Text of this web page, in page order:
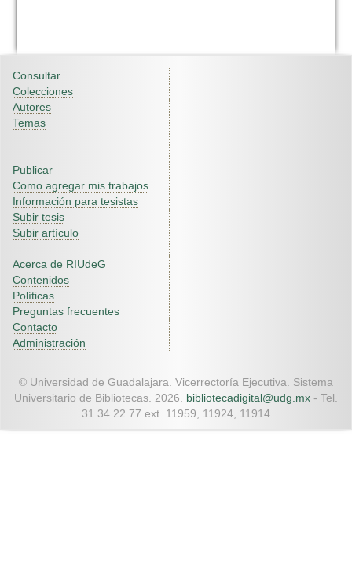
Consultar
Colecciones
Autores
Temas
Publicar
Como agregar mis trabajos
Información para tesistas
Subir tesis
Subir artículo
Acerca de RIUdeG
Contenidos
Políticas
Preguntas frecuentes
Contacto
Administración
© Universidad de Guadalajara. Vicerrectoría Ejecutiva. Sistema
Universitario de Bibliotecas. 2026. bibliotecadigital@udg.mx - Tel.
31 34 22 77 ext. 11959, 11924, 11914